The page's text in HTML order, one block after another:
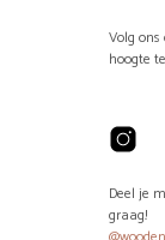
Volg
hoogte
Deel je
graag!